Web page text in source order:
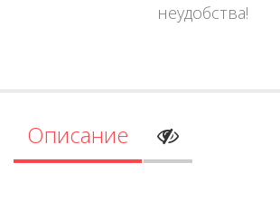
неудобства!
Описание